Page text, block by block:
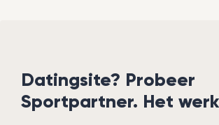
Datingsite? Probeer
Sportpartner. Het